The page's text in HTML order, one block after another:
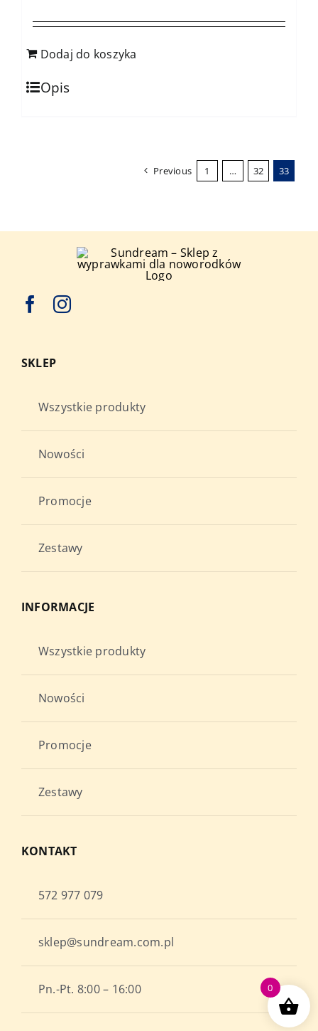
Dodaj do koszyka
Opis
Previous 1 … 32 33
SKLEP
Wszystkie produkty
Nowości
Promocje
Zestawy
INFORMACJE
Wszystkie produkty
Nowości
Promocje
Zestawy
KONTAKT
572 977 079
sklep@sundream.com.pl
Pn.-Pt. 8:00 – 16:00 0